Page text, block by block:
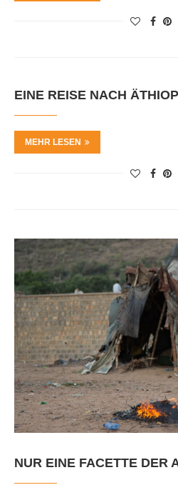
EINE REISE NACH
MEHR LESEN
NUR EINE FACETTE DER